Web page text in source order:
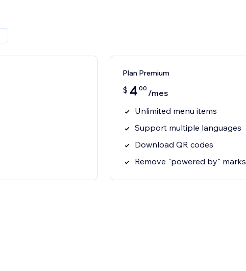
Plan Premium
$ 4 00 /mes
Unlimited menu items
Support multiple languages
Download QR codes
Remove "powered by" marks